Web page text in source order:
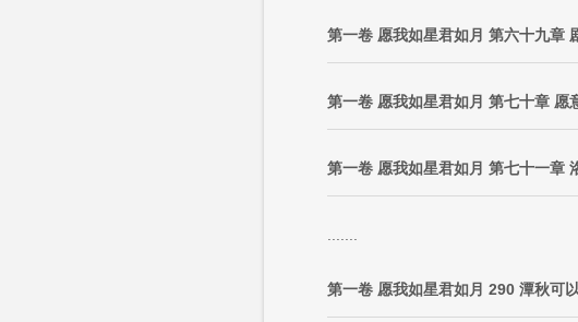
第一卷 愿我如星君如月 第六十九章
第一卷 愿我如星君如月 第七十章 愿
第一卷 愿我如星君如月 第七十一章
第一卷 愿我如星君如月 290 潭秋可